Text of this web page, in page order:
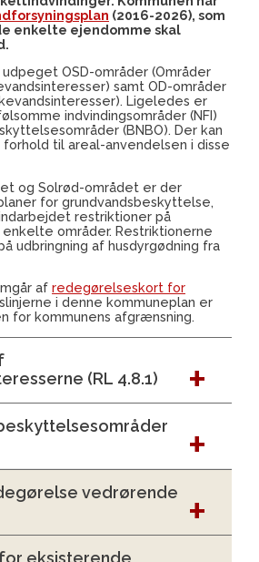
(2016-2026), som
enkelte ejendomme skal
OSD-områder (Områder
samt OD-områder
Ligeledes er
indvindingsområder (NFI)
(BNBO). Der kan
til areal-anvendelsen i disse
og Solrød-området er der
for grundvandsbeskyttelse,
restriktioner på
områder. Restriktionerne
udbringning af husdyrgødning fra
af redegørelseskort for
i denne kommuneplan er
for kommunens afgrænsning.
(RL 4.8.1)
vedrørende